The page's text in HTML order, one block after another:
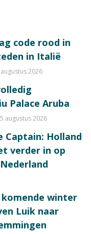
code rood in
in Italië
2026
Palace Aruba
5 augustus 2026
Captain: Holland
verder in op
winter
Luik naar